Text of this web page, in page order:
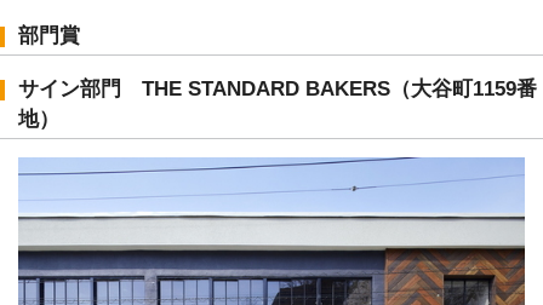
部門賞
サイン部門 THE STANDARD BAKERS（大谷町1159番
地）